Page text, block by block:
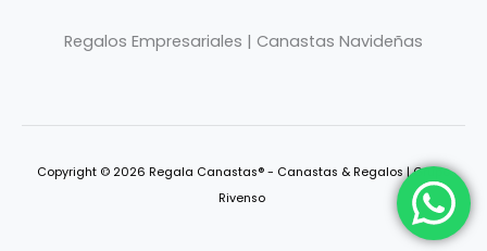
Regalos Empresariales | Canastas Navideñas
Copyright © 2026 Regala Canastas® - Canastas & Regalos |Grupo
Rivenso